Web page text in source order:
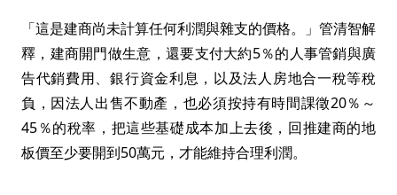
「這是建商尚未計算任何利潤與雜支的價格。」管清智解
釋，建商開門做生意，還要支付大約5％的人事管銷與廣
告代銷費用、銀行資金利息，以及法人房地合一稅等稅
負，因法人出售不動產，也必須按持有時間課徵20％～
45％的稅率，把這些基礎成本加上去後，回推建商的地
板價至少要開到50萬元，才能維持合理利潤。